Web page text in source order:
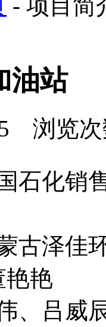
- 项目简
油站
浏览次
石化销
古泽佳
艳艳
、吕威